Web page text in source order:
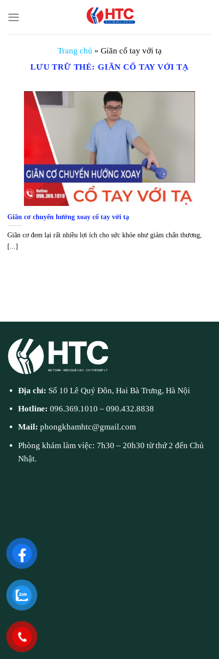
đến
nội
Trang chủ » Giãn cổ tay với tạ
LƯU TRỮ THẺ: GIÃN CỔ TAY VỚI TẠ
Giãn cơ chuyển hướng xoay cổ tay với tạ
Giãn cơ đem lại rất nhiều lợi ích cho sức khỏe như giảm chấn thương,
[...]
Địa chỉ: Số 10 Lê Quý Đôn, Hai Bà Trưng, Hà Nội
Hotline:096.369.1010 –090.432.8838
Mail:phongkhamhtc@gmail.com
Phòng khám làm việc: 7h30 – 20h30 từ thứ 2 đến Chủ
Nhật.